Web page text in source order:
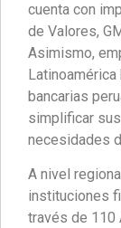
cuenta con
de Valores,
Asimismo,
bancarias
simplificar
necesidades
A nivel
instituciones
través de 110